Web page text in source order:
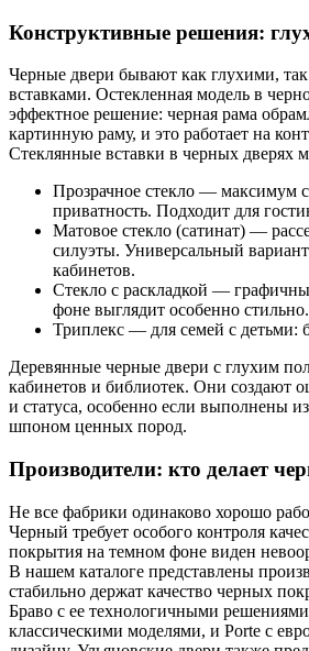
Конструктивные решения:
Черные двери бывают как глухими,
вставками. Остекленная модель в
эффектное решение: черная рама
картинную раму, и это работает на
Стеклянные вставки в черных дверях
Прозрачное стекло — максимум
приватность. Подходит для
Матовое стекло (сатинат) —
силуэты. Универсальный
кабинетов.
Стекло с раскладкой —
фоне выглядит особенно стильно.
Триплекс — для семей с детьми:
Деревянные черные двери с глухим
кабинетов и библиотек. Они создают
и статуса, особенно если выполнены
шпоном ценных пород.
Производители: кто делает
Не все фабрики одинаково хорошо
Черный требует особого контроля
покрытия на темном фоне виден
В нашем каталоге представлены
стабильно держат качество черных
Браво с ее технологичными
классическими моделями, и Porte с